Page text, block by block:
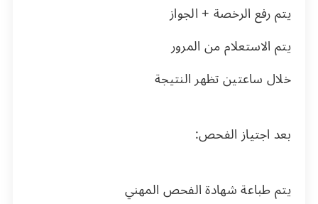
يتم رفع الرخصة + الجواز
يتم الاستعلام من المرور
خلال ساعتين تظهر النتيجة
بعد اجتياز الفحص:
يتم طباعة شهادة الفحص المهني